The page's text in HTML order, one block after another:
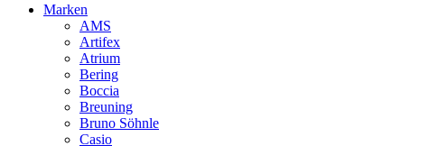
Marken
AMS
Artifex
Atrium
Bering
Boccia
Breuning
Bruno Söhnle
Casio